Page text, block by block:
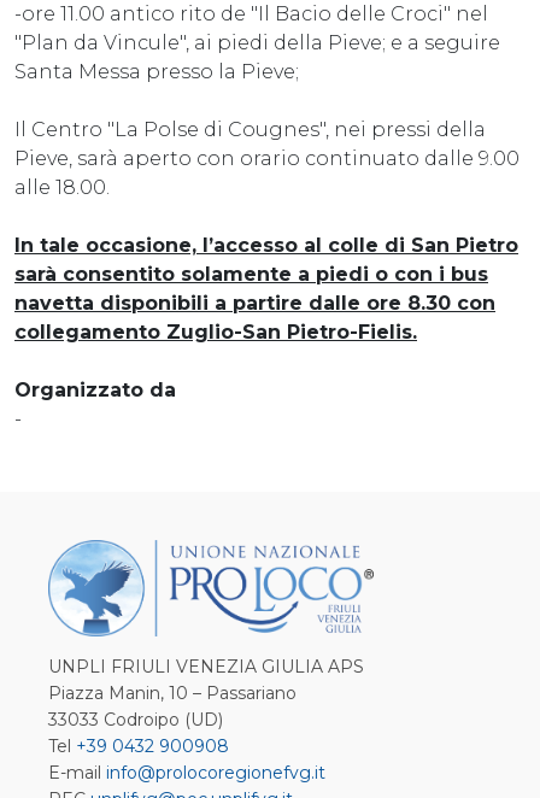
-ore 11.00 antico rito de "Il Bacio delle Croci" nel
"Plan da Vincule", ai piedi della Pieve; e a seguire
Santa Messa presso la Pieve;
Il Centro "La Polse di Cougnes", nei pressi della
Pieve, sarà aperto con orario continuato dalle 9.00
alle 18.00.
In tale occasione, l’accesso al colle di San Pietro
sarà consentito solamente a piedi o con i bus
navetta disponibili a partire dalle ore 8.30 con
collegamento Zuglio-San Pietro-Fielis.
Organizzato da
-
UNPLI FRIULI VENEZIA GIULIA APS
Piazza Manin, 10 – Passariano
33033 Codroipo (UD)
Tel +39 0432 900908
E-mail info@prolocoregionefvg.it